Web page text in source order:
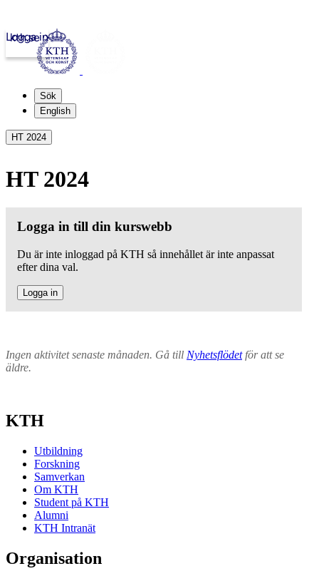
kth.se
Logga in
Sök
English
HT 2024
HT 2024
Logga in till din kurswebb
Du är inte inloggad på KTH så innehållet är inte anpassat
efter dina val.
Logga in
Ingen aktivitet senaste månaden. Gå till Nyhetsflödetför att se
äldre.
KTH
Utbildning
Forskning
Samverkan
Om KTH
Student på KTH
Alumni
KTH Intranät
Organisation